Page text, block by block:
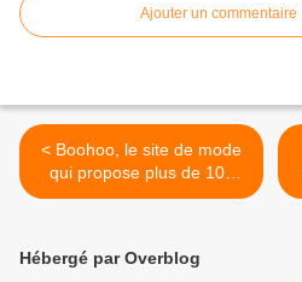
Ajouter un commentaire
< Boohoo, le site de mode
qui propose plus de 100
nouveaux styles par jours !
Hébergé par Overblog